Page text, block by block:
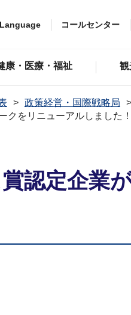
Language コールセンター
康・医療・福祉 観
政策経営・国際戦略局
をリニューアルしました！
認定企業